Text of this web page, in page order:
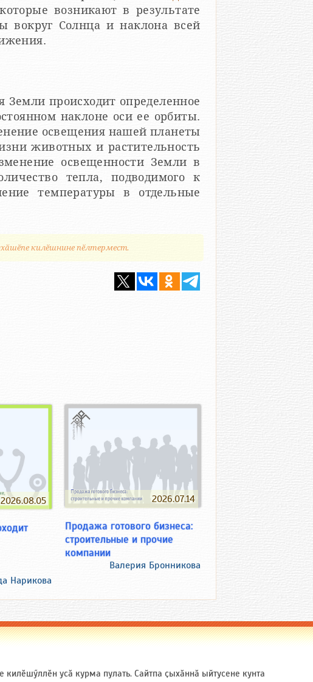
возникают в результате
вокруг Солнца и наклона всей
происходит определенное
наклоне оси ее орбиты.
освещения нашей планеты
животных и растительность
освещенности Земли в
тепла, подводимого к
температуры в отдельные
килӗшнине пӗлтермест.
2026.08.05
Нарикова
2026.07.14
Продажа готового бизнеса:
строительные и прочие
компании
Валерия Бронникова
килӗшӳллӗн усӑ курма пулать. Сайтпа ҫыхӑннӑ ыйтусене кунта